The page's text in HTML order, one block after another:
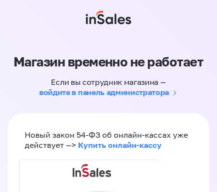
Магазин временно не работает
Если вы сотрудник магазина —
войдите в панель администратора
Новый закон 54-ФЗ об онлайн-кассах уже
действует —> Купить онлайн-кассу